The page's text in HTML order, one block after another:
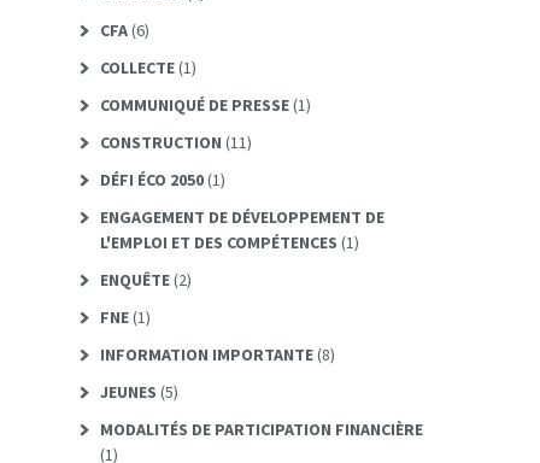
CFA(6)
COLLECTE(1)
COMMUNIQUÉ DE PRESSE(1)
CONSTRUCTION (11)
DÉFI ÉCO 2050(1)
ENGAGEMENT DE DÉVELOPPEMENT DE
L'EMPLOI ET DES COMPÉTENCES (1)
ENQUÊTE(2)
FNE(1)
INFORMATION IMPORTANTE(8)
JEUNES (5)
MODALITÉS DE PARTICIPATION FINANCIÈRE
(1)